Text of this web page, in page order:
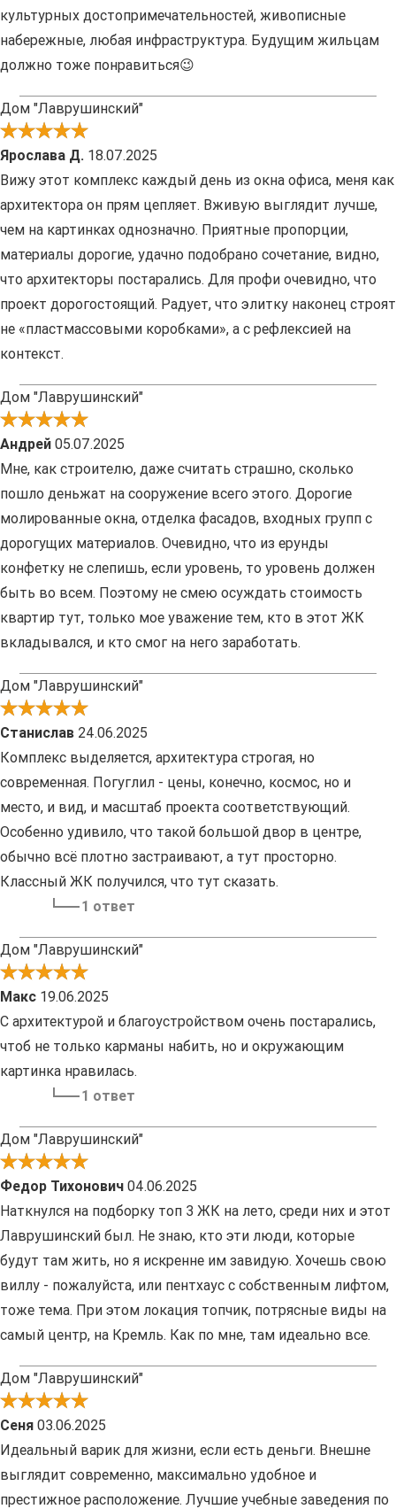
культурных достопримечательностей, живописные
набережные, любая инфраструктура. Будущим жильцам
должно тоже понравиться😉
Дом "Лаврушинский"
Ярослава Д. 18.07.2025
Вижу этот комплекс каждый день из окна офиса, меня как
архитектора он прям цепляет. Вживую выглядит лучше,
чем на картинках однозначно. Приятные пропорции,
материалы дорогие, удачно подобрано сочетание, видно,
что архитекторы постарались. Для профи очевидно, что
проект дорогостоящий. Радует, что элитку наконец строят
не «пластмассовыми коробками», а с рефлексией на
контекст.
Дом "Лаврушинский"
Андрей 05.07.2025
Мне, как строителю, даже считать страшно, сколько
пошло деньжат на сооружение всего этого. Дорогие
молированные окна, отделка фасадов, входных групп с
дорогущих материалов. Очевидно, что из ерунды
конфетку не слепишь, если уровень, то уровень должен
быть во всем. Поэтому не смею осуждать стоимость
квартир тут, только мое уважение тем, кто в этот ЖК
вкладывался, и кто смог на него заработать.
Дом "Лаврушинский"
Станислав 24.06.2025
Комплекс выделяется, архитектура строгая, но
современная. Погуглил - цены, конечно, космос, но и
место, и вид, и масштаб проекта соответствующий.
Особенно удивило, что такой большой двор в центре,
обычно всё плотно застраивают, а тут просторно.
Классный ЖК получился, что тут сказать.
1 ответ
Дом "Лаврушинский"
Макс 19.06.2025
С архитектурой и благоустройством очень постарались,
чтоб не только карманы набить, но и окружающим
картинка нравилась.
1 ответ
Дом "Лаврушинский"
Федор Тихонович 04.06.2025
Наткнулся на подборку топ 3 ЖК на лето, среди них и этот
Лаврушинский был. Не знаю, кто эти люди, которые
будут там жить, но я искренне им завидую. Хочешь свою
виллу - пожалуйста, или пентхаус с собственным лифтом,
тоже тема. При этом локация топчик, потрясные виды на
самый центр, на Кремль. Как по мне, там идеально все.
Дом "Лаврушинский"
Сеня 03.06.2025
Идеальный варик для жизни, если есть деньги. Внешне
выглядит современно, максимально удобное и
престижное расположение. Лучшие учебные заведения по